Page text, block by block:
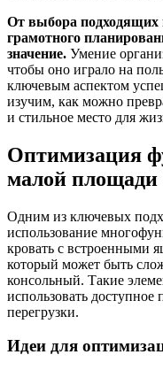
От выбора подходящих
грамотного
значение. Умение
чтобы оно играло на
ключевым аспектом
изучим, как можно
и стильное место для
Оптимизация
малой площади
Одним из ключевых
использование
кровать с встроенными
который может быть
консольный. Такие
использовать доступное
перегрузки.
Идеи для